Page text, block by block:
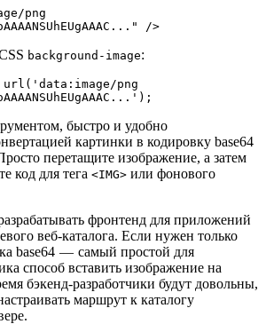
png
/>
background-image:
url('data:image/png
быстро и удобно
картинки в кодировку base64
перетащите изображение, а затем
код для тега <IMG> или фонового
фронтенд для приложений
веб-каталога. Если нужен только
base64 — самый простой для
способ вставить изображение на
бэкенд-разработчики будут довольны,
маршрут к каталогу